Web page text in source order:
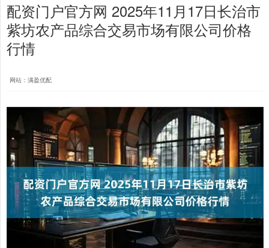
配资门户官方网 2025年11月17日长治市
紫坊农产品综合交易市场有限公司价格
行情
网站：满盈优配